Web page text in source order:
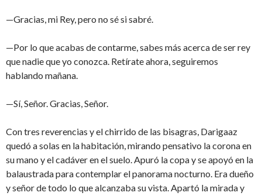
—Gracias, mi Rey, pero no sé si sabré.
—Por lo que acabas de contarme, sabes más acerca de ser rey
que nadie que yo conozca. Retírate ahora, seguiremos
hablando mañana.
—Sí, Señor. Gracias, Señor.
Con tres reverencias y el chirrido de las bisagras, Darigaaz
quedó a solas en la habitación, mirando pensativo la corona en
su mano y el cadáver en el suelo. Apuró la copa y se apoyó en la
balaustrada para contemplar el panorama nocturno. Era dueño
y señor de todo lo que alcanzaba su vista. Apartó la mirada y